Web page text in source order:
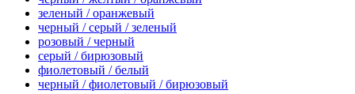
зеленый / оранжевый
черный / серый / зеленый
розовый / черный
серый / бирюзовый
фиолетовый / белый
черный / фиолетовый / бирюзовый